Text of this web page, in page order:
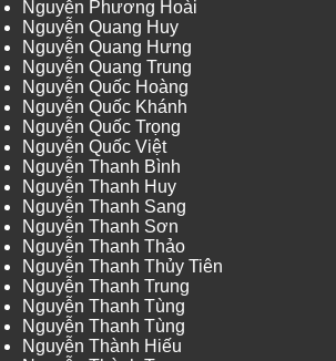
Nguyễn Phương Hoài
Nguyễn Quang Huy
Nguyễn Quang Hưng
Nguyễn Quang Trung
Nguyễn Quốc Hoàng
Nguyễn Quốc Khánh
Nguyễn Quốc Trọng
Nguyễn Quốc Việt
Nguyễn Thanh Bình
Nguyễn Thanh Huy
Nguyễn Thanh Sang
Nguyễn Thanh Sơn
Nguyễn Thanh Thảo
Nguyễn Thanh Thủy Tiên
Nguyễn Thanh Trung
Nguyễn Thanh Tùng
Nguyễn Thanh Tùng
Nguyễn Thành Hiếu